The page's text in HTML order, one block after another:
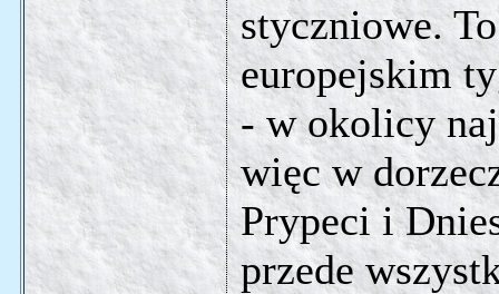
styczniowe.
europejskim
- w okolicy
więc w
Prypeci i
przede